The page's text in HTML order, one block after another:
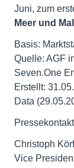
Juni, zum
Meer und
Basis:
Quelle: AGF
Seven.One
Erstellt:
Data
Christoph
Vice